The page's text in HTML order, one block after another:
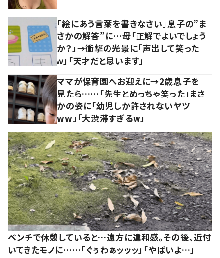
「絵にあう言葉を書きなさい」息子の”ま
さかの解答”に…母「正解でよいでしょう
か？」→衝撃の光景に「声出して笑った
ｗ」「天才だと思います」
ママが保育園へお迎えに→2歳息子を
見たら……「先生とめっちゃ笑った」まさ
かの姿に「幼児しか許されないヤツ
ww」「大渋滞すぎるw」
ベンチで休憩していると…遠方に違和感。その後、近付
いてきたモノに……「ぐぅわぁッッッ」「やばいよ…」